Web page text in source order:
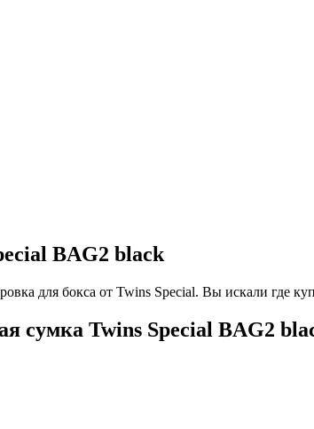
BAG2 black
для бокса от Twins Special. Вы искали где
сумка Twins Special BAG2